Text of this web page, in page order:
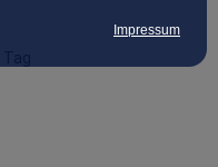
Impressum